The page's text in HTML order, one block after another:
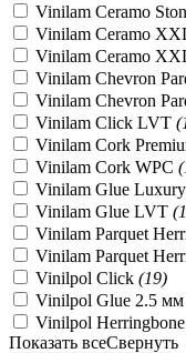
Vinilam Ceramo
Vinilam Ceramo
Vinilam Ceramo
Vinilam Chevron
Vinilam Chevron
Vinilam Click LVT (
Vinilam Cork
Vinilam Cork WPC (
Vinilam Glue
Vinilam Glue LVT (
Vinilam Parquet
Vinilam Parquet
Vinilpol Click (19)
Vinilpol Glue 2.5 мм
Vinilpol Herringbone
Показать всеСвернуть